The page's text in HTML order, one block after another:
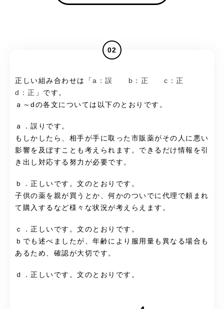
02
正しい組み合わせは「 a：誤 b：正 c：正
d：正 」です。
ａ～dの各文については以下のとおりです。
ａ．誤りです。
もしかしたら、相手が手に取った市販薬がその人に悪い
影響を及ぼすことも考えられます。できるだけ情報を引
き出し対応する努力が必要です。
ｂ．正しいです。文のとおりです。
子供の薬を親が買うとか、何かのついでに代理で頼まれ
て購入するなど様々な状況が考えらえます。
ｃ．正しいです。文のとおりです。
ｂでも述べましたが、年齢により服用量も異なる場合も
あるため、確認が大切です。
ｄ．正しいです。文のとおりです。